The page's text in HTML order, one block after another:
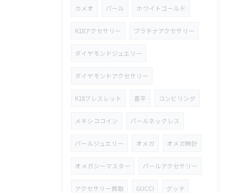
カメオ パール ホワイトゴールド
K18アクセサリー プラチナアクセサリー
ダイヤモンドジュエリー
ダイヤモンドアクセサリー
K18ブレスレット 喜平 コンビリング
メキシココイン パールネックレス
パールジュエリー オメガ オメガ時計
オメガシーマスター パールアクセサリー
アクセサリー買取 GUCCI グッチ